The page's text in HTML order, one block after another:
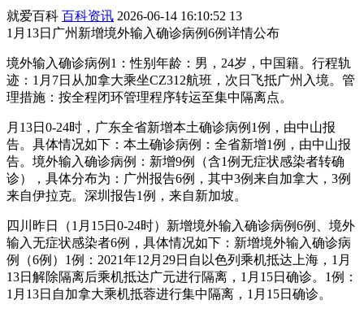
就爱百科 百科资讯 2026-06-14 16:10:52 13
1月13日广州新增境外输入确诊病例6例详情公布
境外输入确诊病例1：性别年龄：男，24岁，中国籍。行程轨
迹：1月7日从加拿大乘坐CZ312航班，次日飞抵广州入境。管
理措施：按全程闭环管理程序转运至集中隔离点。
月13日0-24时，广东全省新增本土确诊病例1例，由中山报
告。具体情况如下：本土确诊病例：全省新增1例，由中山报
告。境外输入确诊病例：新增9例（含1例无症状感染者转确
诊），具体分布为：广州报告6例，其中3例来自加拿大，3例
来自伊拉克。深圳报告1例，来自新加坡。
四川昨日（1月15日0-24时）新增境外输入确诊病例6例、境外
输入无症状感染者6例，具体情况如下：新增境外输入确诊病
例（6例）1例：2021年12月29日自以色列乘机抵达上海，1月
13日解除隔离后乘机抵达广元进行隔离，1月15日确诊。1例：
1月13日自加拿大乘机抵蓉进行集中隔离，1月15日确诊。